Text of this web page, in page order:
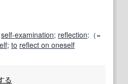
self-examination; reflection:（=
; to reflect on oneself
る